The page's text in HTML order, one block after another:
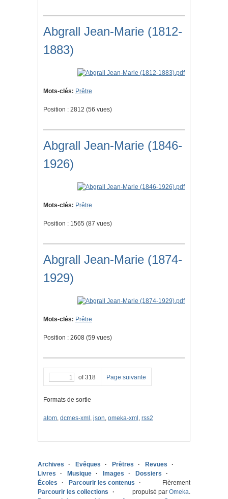
Abgrall Jean-Marie (1812-
1883)
Mots-clés: Prêtre
Position : 2812 (56 vues)
Abgrall Jean-Marie (1846-
1926)
Mots-clés: Prêtre
Position : 1565 (87 vues)
Abgrall Jean-Marie (1874-
1929)
Mots-clés: Prêtre
Position : 2608 (59 vues)
of 318 Page suivante
Formats de sortie
atom, dcmes-xml , json, omeka-xml , rss2
Archives Evêques Prêtres
Revues
Livres
Musique Images
Dossiers
Écoles
Parcourir les contenus
Parcourir les collections
Fièrement
propulsé par Omeka.